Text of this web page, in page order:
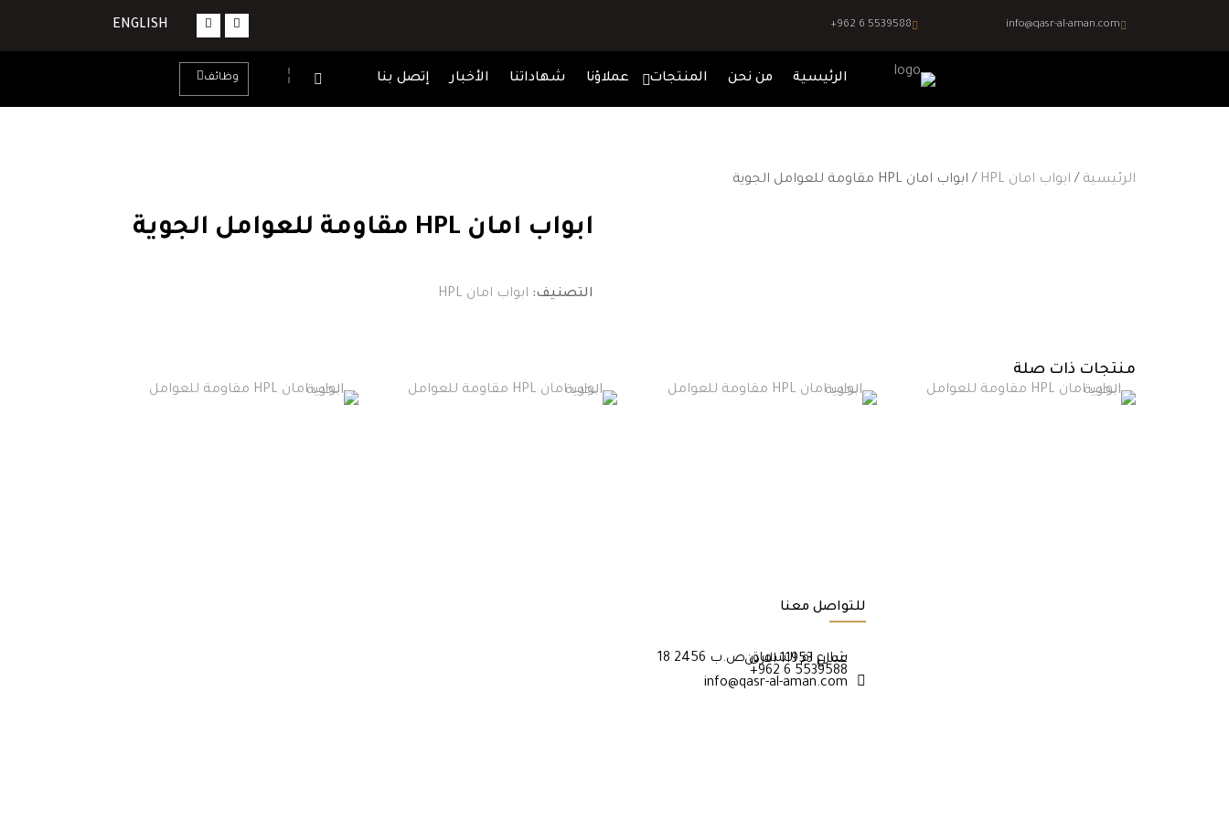
info@qasr-al-aman.com
+962 6 5539588
ENGLISH
الرئيسية من نحن المنتجات عملاؤنا شهاداتنا الأخبار إتصل بنا وظائف
الرئيسية / ابواب امان HPL / ابواب امان HPL مقاومة للعوامل الجوية
ابواب امان HPL مقاومة للعوامل الجوية
التصنيف: ابواب امان HPL
منتجات ذات صلة
للتواصل معنا
18 شارع ام السماق ص.ب 2456 عمان 11953 الاردن
+962 6 5539588
info@qasr-al-aman.com